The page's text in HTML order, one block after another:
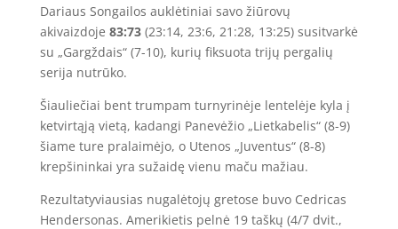
Dariaus Songailos auklėtiniai savo žiūrovų
akivaizdoje 83:73(23:14, 23:6, 21:28, 13:25) susitvarkė
su „Gargždais“ (7-10), kurių fiksuota trijų pergalių
serija nutrūko.
Šiauliečiai bent trumpam turnyrinėje lentelėje kyla į
ketvirtąją vietą, kadangi Panevėžio „Lietkabelis“ (8-9)
šiame ture pralaimėjo, o Utenos „Juventus“ (8-8)
krepšininkai yra sužaidę vienu maču mažiau.
Rezultatyviausias nugalėtojų gretose buvo Cedricas
Hendersonas. Amerikietis pelnė 19 taškų (4/7 dvit.,